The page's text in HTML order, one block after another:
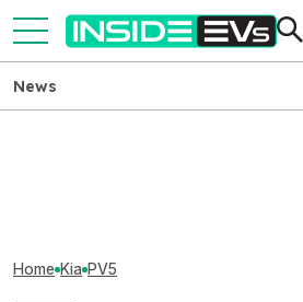
News
Home Kia PV5